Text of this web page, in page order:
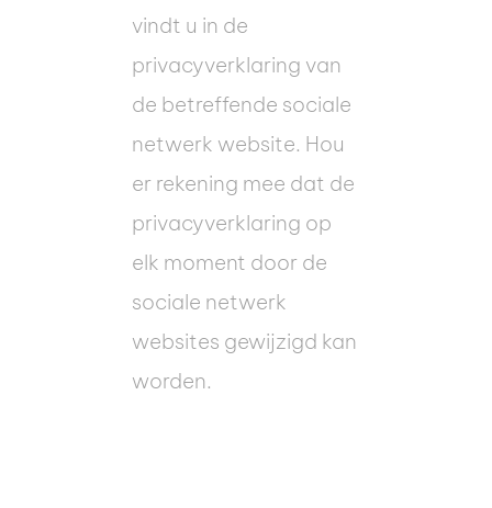
vindt u in de
privacyverklaring van
de betreffende sociale
netwerk website. Hou
er rekening mee dat de
privacyverklaring op
elk moment door de
sociale netwerk
websites gewijzigd kan
worden.